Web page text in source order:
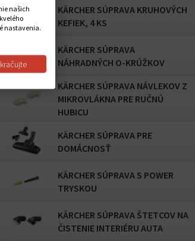
KÄRCHER SÚPRAVA KRUHOVÝCH
KEFIEK, 4 KS
KÄRCHER SÚPRAVA
NÁHRADNÝCH O-KRÚŽKOV
KÄRCHER SÚPRAVA NÁVLEKOV Z
MIKROVLÁKNA PRE RUČNÚ
HUBICU
KÄRCHER SÚPRAVA PRE
DOMÁCNOSŤ
KÄRCHER SÚPRAVA S POWER
TRYSKOU
KÄRCHER SÚPRAVA ŠTETCOV NA
ČISTENIE INTERIÉRU AUTA
našich
nastavenia.